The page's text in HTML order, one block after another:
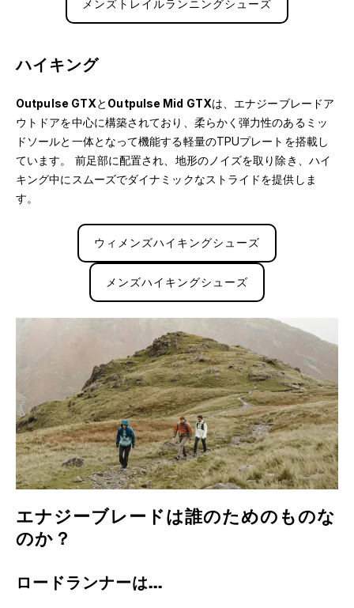
メンズトレイルランニングシューズ
ハイキング
Outpulse GTXと Outpulse Mid GTXは、エナジーブレードア
ウトドアを中心に構築されており、柔らかく弾力性のあるミッ
ドソールと一体となって機能する軽量のTPUプレートを搭載し
ています。 前足部に配置され、地形のノイズを取り除き、ハイ
キング中にスムーズでダイナミックなストライドを提供しま
す。
ウィメンズハイキングシューズ
メンズハイキングシューズ
エナジーブレードは誰のためのものな
のか？
ロードランナーは…